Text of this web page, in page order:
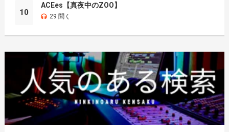
10
ACEes【真夜中のZOO】
29 聞く